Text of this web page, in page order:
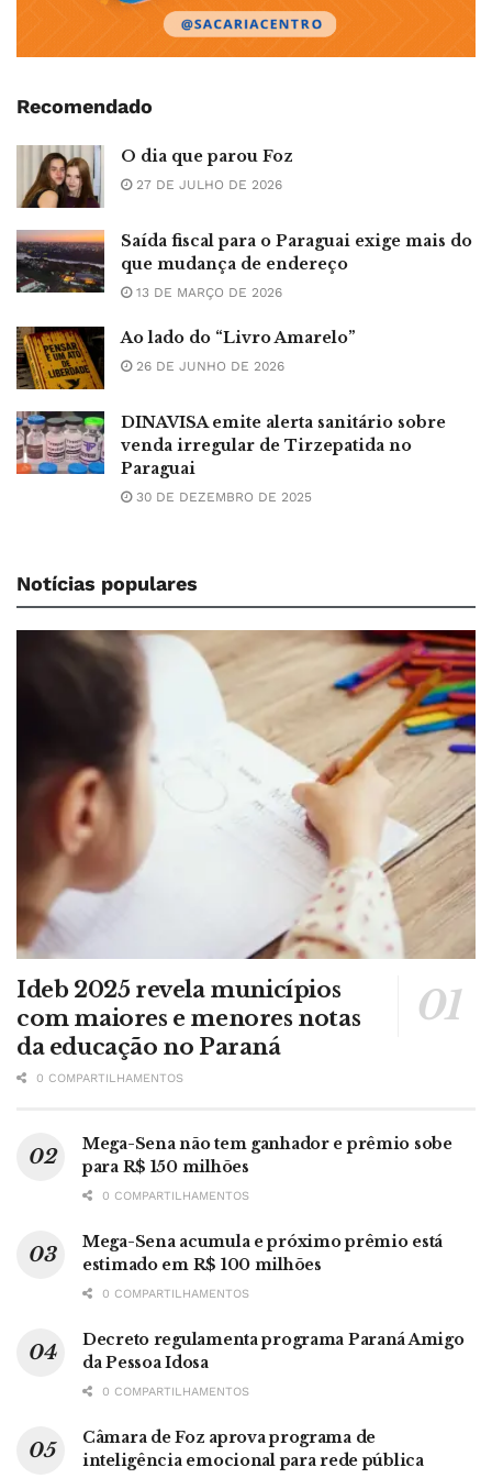
Recomendado
O dia que parou Foz
27 DE JULHO DE 2026
Saída fiscal para o Paraguai exige mais do
que mudança de endereço
13 DE MARÇO DE 2026
Ao lado do “Livro Amarelo”
26 DE JUNHO DE 2026
DINAVISA emite alerta sanitário sobre
venda irregular de Tirzepatida no
Paraguai
30 DE DEZEMBRO DE 2025
Notícias populares
Ideb 2025 revela municípios
com maiores e menores notas
da educação no Paraná
0 COMPARTILHAMENTOS
Mega-Sena não tem ganhador e prêmio sobe
para R$ 150 milhões
0 COMPARTILHAMENTOS
Mega-Sena acumula e próximo prêmio está
estimado em R$ 100 milhões
0 COMPARTILHAMENTOS
Decreto regulamenta programa Paraná Amigo
da Pessoa Idosa
0 COMPARTILHAMENTOS
Câmara de Foz aprova programa de
inteligência emocional para rede pública